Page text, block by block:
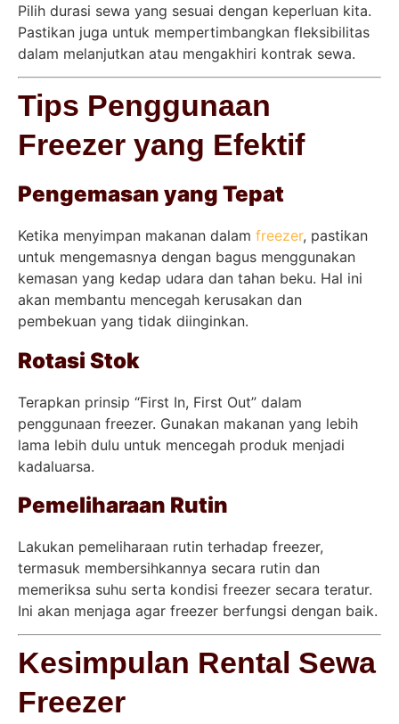
Pilih durasi sewa yang sesuai dengan keperluan kita.
Pastikan juga untuk mempertimbangkan fleksibilitas
dalam melanjutkan atau mengakhiri kontrak sewa.
Tips Penggunaan
Freezer yang Efektif
Pengemasan yang Tepat
Ketika menyimpan makanan dalam freezer, pastikan
untuk mengemasnya dengan bagus menggunakan
kemasan yang kedap udara dan tahan beku. Hal ini
akan membantu mencegah kerusakan dan
pembekuan yang tidak diinginkan.
Rotasi Stok
Terapkan prinsip “First In, First Out” dalam
penggunaan freezer. Gunakan makanan yang lebih
lama lebih dulu untuk mencegah produk menjadi
kadaluarsa.
Pemeliharaan Rutin
Lakukan pemeliharaan rutin terhadap freezer,
termasuk membersihkannya secara rutin dan
memeriksa suhu serta kondisi freezer secara teratur.
Ini akan menjaga agar freezer berfungsi dengan baik.
Kesimpulan Rental Sewa
Freezer